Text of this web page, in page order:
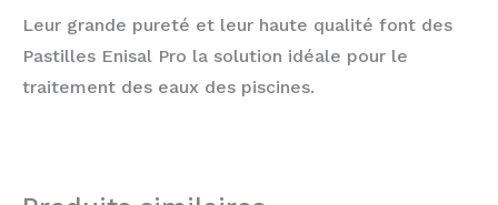
Leur grande pureté et leur haute qualité font des
Pastilles Enisal Pro la solution idéale pour le
traitement des eaux des piscines.